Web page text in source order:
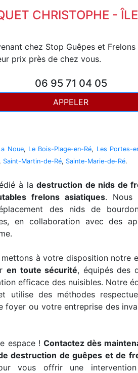
CHRISTOPHE -
chez Stop Guêpes et Frelons
prix près de chez vous.
06 95 71 04 05
APPELER
Noue, Le Bois-Plage-en-Ré, Les Portes-
, Saint-Martin-de-Ré, Sainte-Marie-de-Ré.
à ladestruction de nids de
frelons asiatiques. Nous
des nids de
en collaboration avec des
à votre disposition notre
en toute sécurité, équipés des
efficace des nuisibles. Notre
utilise des méthodes
foyer ou votre entreprise des
espace ! Contactez dès
destruction de guêpes et de
vous offrir une intervention